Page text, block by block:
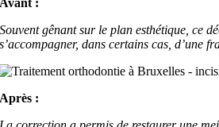
Avant :
Souvent gênant sur le plan esthétique, ce
s’accompagner, dans certains cas, d’une
Après :